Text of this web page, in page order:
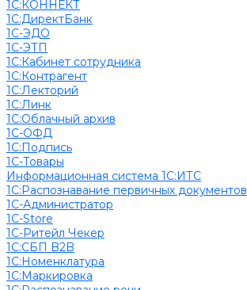
1С:КОННЕКТ
1С:ДиректБанк
1С-ЭДО
1С-ЭТП
1С:Кабинет сотрудника
1С:Контрагент
1С:Лекторий
1С:Линк
1С:Облачный архив
1С-ОФД
1С:Подпись
1С-Товары
Информационная система 1С:ИТС
1С:Распознавание первичных документов
1С-Администратор
1С-Store
1С-Ритейл Чекер
1С:СБП B2B
1С:Номенклатура
1С:Маркировка